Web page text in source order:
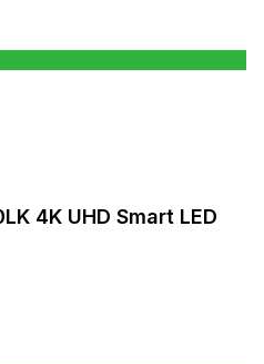
4K UHD Smart LED